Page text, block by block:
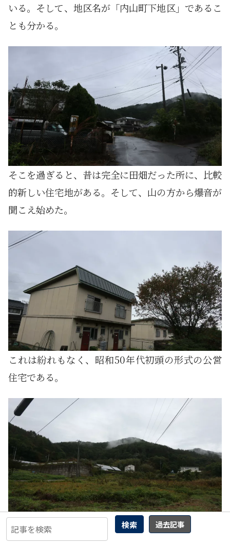
検索 過去記事
いる。そして、地区名が「内山町下地区」であるこ
とも分かる。
そこを過ぎると、昔は完全に田畑だった所に、比較
的新しい住宅地がある。そして、山の方から爆音が
聞こえ始めた。
これは紛れもなく、昭和50年代初頭の形式の公営
住宅である。
ここに来ると、一層爆音が気になった。すぐ近くの